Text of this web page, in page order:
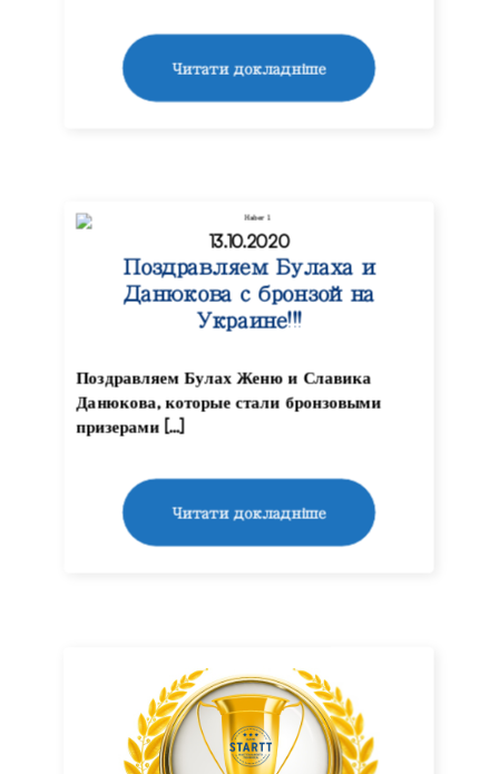
Читати докладніше
13.10.2020
Поздравляем Булаха и
Данюкова с бронзой на
Украине!!!
Поздравляем Булах Женю и Славика
Данюкова, которые стали бронзовыми
призерами […]
Читати докладніше